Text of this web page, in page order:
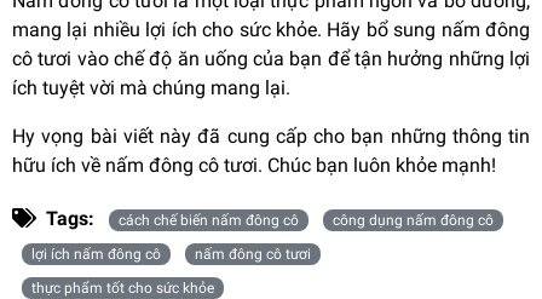
mang lại nhiều lợi ích cho sức khỏe. Hãy bổ sung nấm đông
cô tươi vào chế độ ăn uống của bạn để tận hưởng những lợi
ích tuyệt vời mà chúng mang lại.
Hy vọng bài viết này đã cung cấp cho bạn những thông tin
hữu ích về nấm đông cô tươi. Chúc bạn luôn khỏe mạnh!
Tags: cách chế biến nấm đông cô
công dụng nấm đông cô
lợi ích nấm đông cô
nấm đông cô tươi
thực phẩm tốt cho sức khỏe